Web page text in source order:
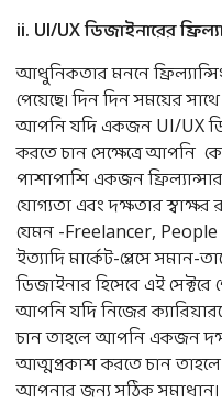
ii. UI/UXডিজাইনারের
আধুনিকতার মননে
পেয়েছে। দিন দিন সময়ের
আপনি যদি একজন UI/UX
করতে চান সেক্ষেত্রে আপনি
পাশাপাশি একজন
যোগ্যতা এবং দক্ষতার স্বাক্ষর
যেমন -Freelancer,
ইত্যাদি মার্কেট-প্লেসে
ডিজাইনার হিসেবে এই সেক্টরে
আপনি যদি নিজের
চান তাহলে আপনি একজন
আত্মপ্রকাশ করতে চান তাহলে
আপনার জন্য সঠিক সমাধান।